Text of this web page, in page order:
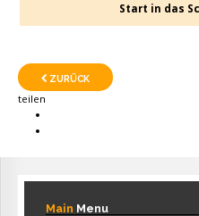
Start in das
ZURÜCK
teilen
Main Menu